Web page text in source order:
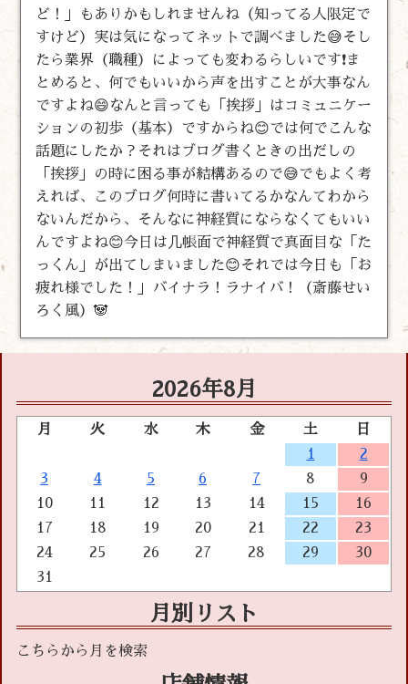
ど！」もありかもしれませんね（知ってる人限定で
すけど）実は気になってネットで調べました😅そし
たら業界（職種）によっても変わるらしいです❗ま
とめると、何でもいいから声を出すことが大事なん
ですよね😄なんと言っても「挨拶」はコミュニケー
ションの初歩（基本）ですからね😊では何でこんな
話題にしたか？それはブログ書くときの出だしの
「挨拶」の時に困る事が結構あるので😅でもよく考
えれば、このブログ何時に書いてるかなんてわから
ないんだから、そんなに神経質にならなくてもいい
んですよね😊今日は几帳面で神経質で真面目な「た
っくん」が出てしまいました😊それでは今日も「お
疲れ様でした！」バイナラ！ラナイバ！（斎藤せい
ろく風）🐼
2026年8月
月 火 水 木 金 土
日
1
2
3
4 5 6 7 8
9
10
11 12 13 14 15
16
17
18 19 20 21 22
23
24
25 26 27 28 29
30
31
月別リスト